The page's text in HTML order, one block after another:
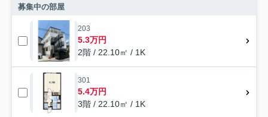
募集中の部屋
203
5.3万円
2階 / 22.10㎡ / 1K
301
5.4万円
3階 / 22.10㎡ / 1K